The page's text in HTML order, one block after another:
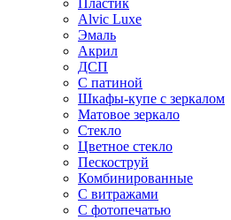
Пластик
Alvic Luxe
Эмаль
Акрил
ДСП
С патиной
Шкафы-купе с зеркалом
Матовое зеркало
Стекло
Цветное стекло
Пескоструй
Комбинированные
С витражами
С фотопечатью